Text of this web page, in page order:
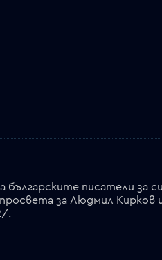
писатели за
за Людмил Кирков
.